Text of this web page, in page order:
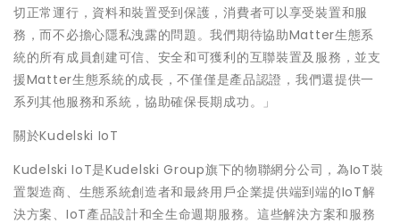
切正常運行，資料和裝置受到保護，消費者可以享受裝置和服
務，而不必擔心隱私洩露的問題。我們期待協助Matter生態系
統的所有成員創建可信、安全和可獲利的互聯裝置及服務，並支
援Matter生態系統的成長，不僅僅是產品認證，我們還提供一
系列其他服務和系統，協助確保長期成功。」
關於Kudelski IoT
Kudelski IoT是Kudelski Group旗下的物聯網分公司，為IoT裝
置製造商、生態系統創造者和最終用戶企業提供端到端的IoT解
決方案、IoT產品設計和全生命週期服務。這些解決方案和服務